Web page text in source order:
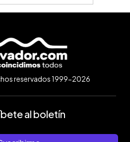
reservados 1999-2026
al boletín